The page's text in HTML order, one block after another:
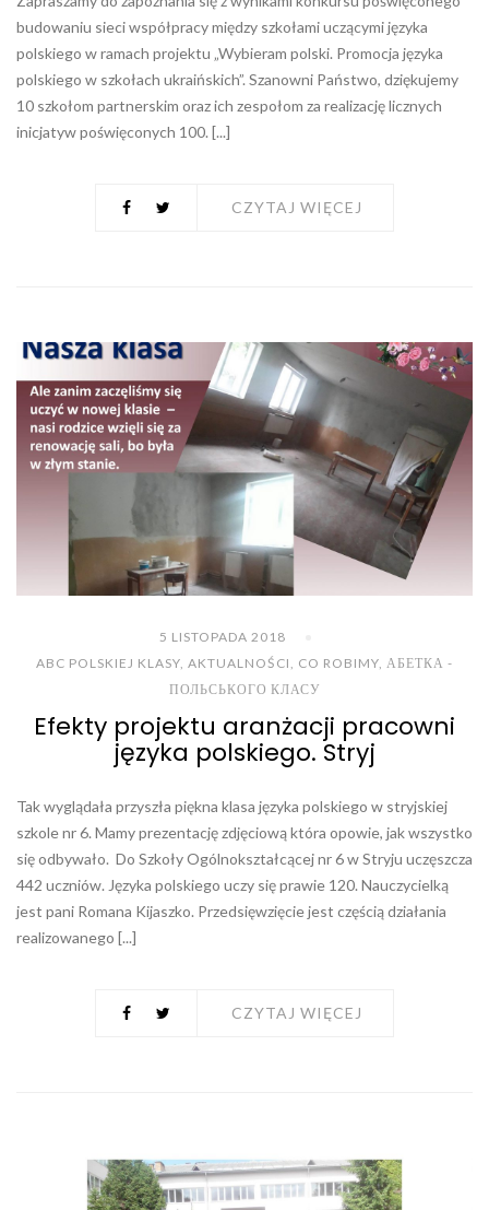
budowaniu sieci współpracy między szkołami uczącymi języka
polskiego w ramach projektu „Wybieram polski. Promocja języka
polskiego w szkołach ukraińskich”. Szanowni Państwo, dziękujemy
10 szkołom partnerskim oraz ich zespołom za realizację licznych
inicjatyw poświęconych 100. [...]
CZYTAJ WIĘCEJ
5 LISTOPADA 2018
ABC POLSKIEJ KLASY AKTUALNOŚCI CO ROBIMY АБЕТКА -
ПОЛЬСЬКОГО КЛАСУ
Efekty projektu aranżacji pracowni
języka polskiego. Stryj
Tak wyglądała przyszła piękna klasa języka polskiego w stryjskiej
szkole nr 6. Mamy prezentację zdjęciową która opowie, jak wszystko
się odbywało. Do Szkoły Ogólnokształcącej nr 6 w Stryju uczęszcza
442 uczniów. Języka polskiego uczy się prawie 120. Nauczycielką
jest pani Romana Kijaszko. Przedsięwzięcie jest częścią działania
realizowanego [...]
CZYTAJ WIĘCEJ